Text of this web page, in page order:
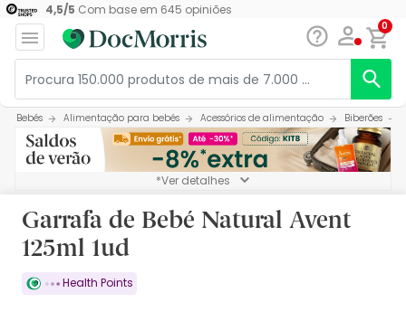
4,5/5 Com base em 645 opiniões
0
Bebés Alimentação para bebés Acessórios de alimentação Biberões
*Ver detalhes
Garrafa de Bebé Natural Avent
125ml 1ud
Health Points